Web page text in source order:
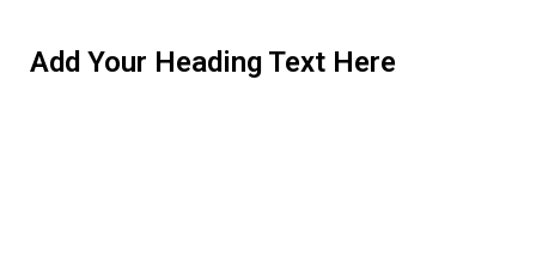
Add Your Heading Text Here